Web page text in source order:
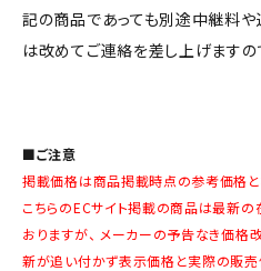
記の商品であっても別途中継料や
は改めてご連絡を差し上げますの
■ご注意
掲載価格は商品掲載時点の参考価格と
こちらのECサイト掲載の商品は最新
おりますが、 メーカーの予告なき価格
新が追い付かず表示価格と実際の販売